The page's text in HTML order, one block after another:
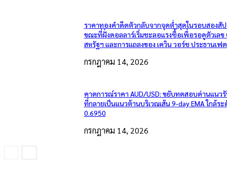
ราคาทองคำดีดตัวกลับจากจุดต่ำสุดในรอบสองสั
ขณะที่ฝั่งดอลลาร์เริ่มชะลอแรงซื้อเพื่อรอดูตัวเลข
สหรัฐฯ และการแถลงของ เควิน วอร์ช ประธานเฟด
กรกฎาคม 14, 2026
คาดการณ์ราคา AUD/USD: ขยับทดสอบด่านแนวรั
ที่กลายเป็นแนวต้านบริเวณเส้น 9-day EMA ใกล้ร
0.6950
กรกฎาคม 14, 2026